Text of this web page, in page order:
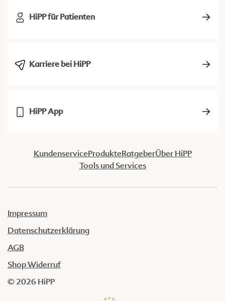
HiPP für Patienten
Karriere bei HiPP
HiPP App
KundenserviceProdukteRatgeberÜber HiPP
Tools und Services
Impressum
Datenschutzerklärung
AGB
Shop Widerruf
© 2026 HiPP